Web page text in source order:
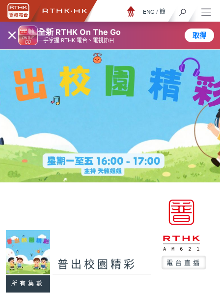
× 全新 RTHK On The Go
一手掌握 RTHK 電台、電視節目
取得
ENG / 簡
所有集數
普出校園精彩 電台直播